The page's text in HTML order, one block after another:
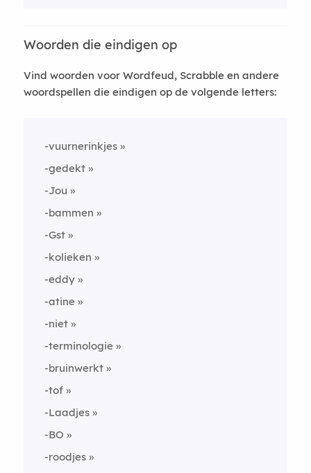
Woorden die eindigen op
Vind woorden voor Wordfeud, Scrabble en andere
woordspellen die eindigen op de volgende letters:
-vuurnerinkjes
-gedekt
-Jou
-bammen
-Gst
-kolieken
-eddy
-atine
-niet
-terminologie
-bruinwerkt
-tof
-Laadjes
-BO
-roodjes